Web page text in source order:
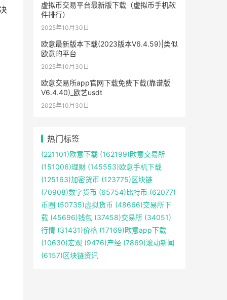
虚拟币交易平台最新版下载（虚拟币手机软
件排行）
2025年10月30日
欧意最新版本下载(2023版本V6.4.59)|类似
欧意的平台
2025年10月30日
欧意交易所app官网下载免费下载(靠谱版
V6.4.40)_欧艺usdt
2025年10月30日
热门标签
(221101)欧意下载 (162199)欧意交易所
(151006)理财 (145553)欧意手机下载
(125163)加密货币 (123775)区块链
(70908)数字货币 (65754)比特币 (62077)
币圈 (50735)虚拟货币 (48666)交易所下
载 (45696)钱包 (37458)交易所 (34051)
行情 (31431)价格 (17169)欧意app下载
(10630)宏观 (9476)产经 (7869)滚动新闻
(6157)区块链资讯